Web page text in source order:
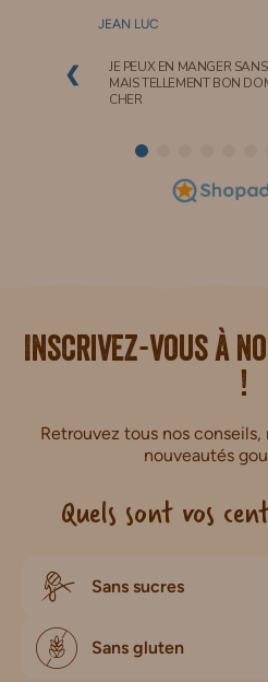
❮
JEAN LUC
JE PEUX EN MANGER
MAIS TELLEMENT BON
CHER
Inscrivez-vous à
!
Retrouvez tous nos
nouveautés
Quels sont vos
Sans sucres
Sans gluten